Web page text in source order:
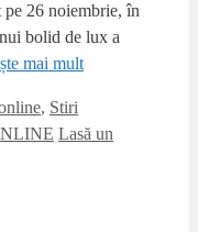
26 noiembrie, în
bolid de lux a
mai mult
, Stiri
Lasă un